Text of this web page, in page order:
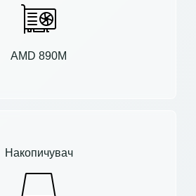
AMD 890M
Накопичувач